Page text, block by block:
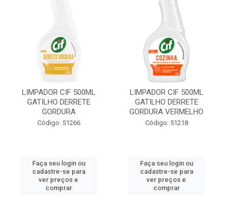
LIMPADOR CIF 500ML
GATILHO DERRETE
GORDURA
Código: 51266
Faça seu login ou
cadastre-se para
ver preços e
comprar
LIMPADOR CIF 500ML
GATILHO DERRETE
GORDURA VERMELHO
Código: 51218
Faça seu login ou
cadastre-se para
ver preços e
comprar